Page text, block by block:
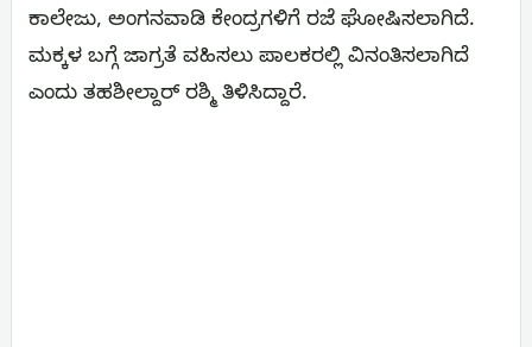
ಕಾಲೇಜು, ಅಂಗನವಾಡಿ ಕೇಂದ್ರಗಳಿಗೆ ರಜೆ ಘೋಷಿಸಲಾಗಿದೆ.
ಮಕ್ಕಳ ಬಗ್ಗೆ ಜಾಗ್ರತೆ ವಹಿಸಲು ಪಾಲಕರಲ್ಲಿ ವಿನಂತಿಸಲಾಗಿದೆ
ಎಂದು ತಹಶೀಲ್ದಾರ್ ರಶ್ಮಿ ತಿಳಿಸಿದ್ದಾರೆ.